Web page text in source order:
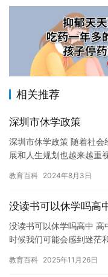
相关推荐
深圳市休学政策
深圳市休学政策 随着社
展和人生规划也越来越重
会。本…
教育百科 2024年8月3日
没读书可以休学吗高
没读书可以休学吗高中
时候我们可能会感到迷茫
我们…
教育百科 2025年11月26日